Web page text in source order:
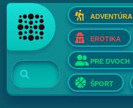
ADVENTÚRA
EROTIKA
PRE DVOCH
ŠPORT